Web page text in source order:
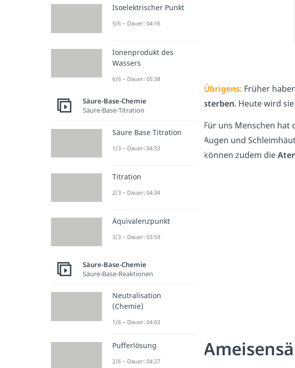
Übrigens: Früher
sterben. Heute wird
Für uns Menschen hat
Augen und
können zudem die
Isoelektrischer Punkt
5/6 – Dauer: 04:16
Ionenprodukt des
Wassers
6/6 – Dauer: 05:38
Säure-Base-Chemie
Säure-Base-Titration
Säure Base Titration
1/3 – Dauer: 04:53
Titration
2/3 – Dauer: 04:34
Äquivalenzpunkt
3/3 – Dauer: 03:59
Säure-Base-Chemie
Säure-Base-Reaktionen
Neutralisation
(Chemie)
1/6 – Dauer: 04:03
Pufferlösung
2/6 – Dauer: 04:27